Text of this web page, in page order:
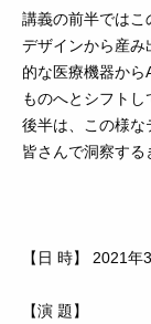
講義の前半ではこ
デザインから産み
的な医療機器か
ものへとシフトし
後半は、この様な
皆さんで洞察する
【日 時】 2021
【演 題】